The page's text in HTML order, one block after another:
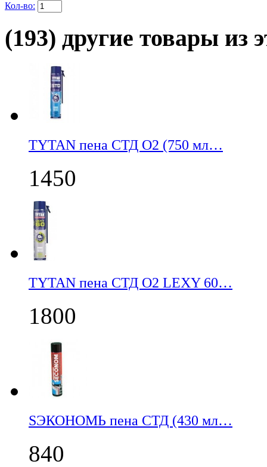
Кол-во:
(193) другие товары из
TYTAN пена СТД О2 (750 мл…
1450
TYTAN пена СТД О2 LEXY 60…
1800
SЭКОНОМЬ пена СТД (430 мл…
840